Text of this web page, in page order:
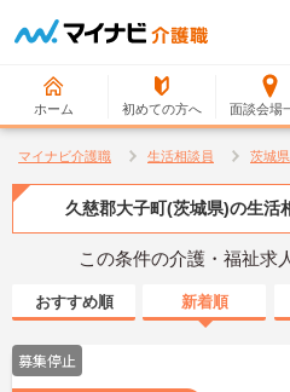
ホーム 初めての方へ 面談会場
マイナビ介護職 生活相談員 茨城県
久慈郡大子町(茨城県)の生活
この条件の介護・福祉求
おすすめ順 新着順
募集停止